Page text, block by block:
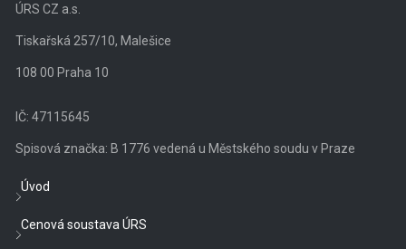
ÚRS CZ a.s.
Tiskařská 257/10, Malešice
108 00 Praha 10
IČ: 47115645
Spisová značka: B 1776 vedená u Městského soudu v Praze
Úvod
Cenová soustava ÚRS